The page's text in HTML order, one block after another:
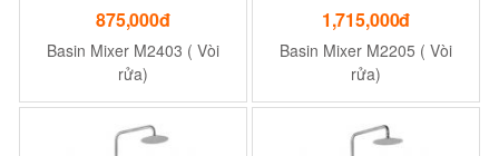
875,000đ
Basin Mixer M2403 ( Vòi
rửa)
1,715,000đ
Basin Mixer M2205 ( Vòi
rửa)